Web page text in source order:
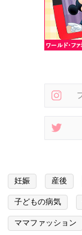
妊娠 産後
子どもの病気
ママファッション